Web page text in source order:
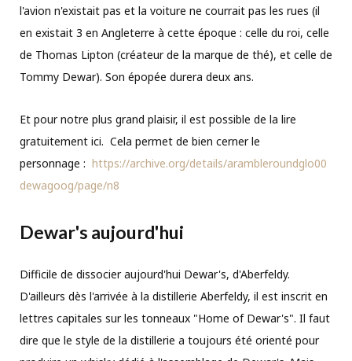
l'avion n'existait pas et la voiture ne courrait pas les rues (il
en existait 3 en Angleterre à cette époque : celle du roi, celle
de Thomas Lipton (créateur de la marque de thé), et celle de
Tommy Dewar). Son épopée durera deux ans.
Et pour notre plus grand plaisir, il est possible de la lire
gratuitement ici. Cela permet de bien cerner le
personnage : https://archive.org/details/arambleroundglo00
dewagoog/page/n8
Dewar's aujourd'hui
Difficile de dissocier aujourd'hui Dewar's, d'Aberfeldy.
D'ailleurs dès l'arrivée à la distillerie Aberfeldy, il est inscrit en
lettres capitales sur les tonneaux "Home of Dewar's". Il faut
dire que le style de la distillerie a toujours été orienté pour